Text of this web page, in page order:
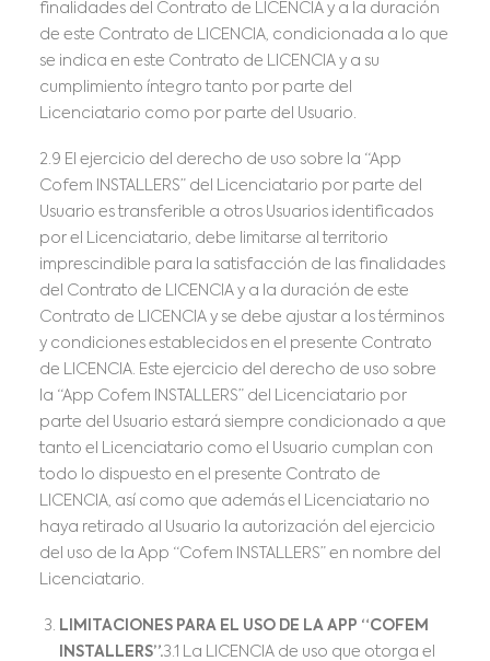
finalidades del Contrato de LICENCIA y a la duración
de este Contrato de LICENCIA, condicionada a lo que
se indica en este Contrato de LICENCIA y a su
cumplimiento íntegro tanto por parte del
Licenciatario como por parte del Usuario.
2.9 El ejercicio del derecho de uso sobre la “App
Cofem INSTALLERS” del Licenciatario por parte del
Usuario es transferible a otros Usuarios identificados
por el Licenciatario, debe limitarse al territorio
imprescindible para la satisfacción de las finalidades
del Contrato de LICENCIA y a la duración de este
Contrato de LICENCIA y se debe ajustar a los términos
y condiciones establecidos en el presente Contrato
de LICENCIA. Este ejercicio del derecho de uso sobre
la “App Cofem INSTALLERS” del Licenciatario por
parte del Usuario estará siempre condicionado a que
tanto el Licenciatario como el Usuario cumplan con
todo lo dispuesto en el presente Contrato de
LICENCIA, así como que además el Licenciatario no
haya retirado al Usuario la autorización del ejercicio
del uso de la App “Cofem INSTALLERS” en nombre del
Licenciatario.
LIMITACIONES PARA EL USO DE LA APP “COFEM
INSTALLERS”.3.1 La LICENCIA de uso que otorga el